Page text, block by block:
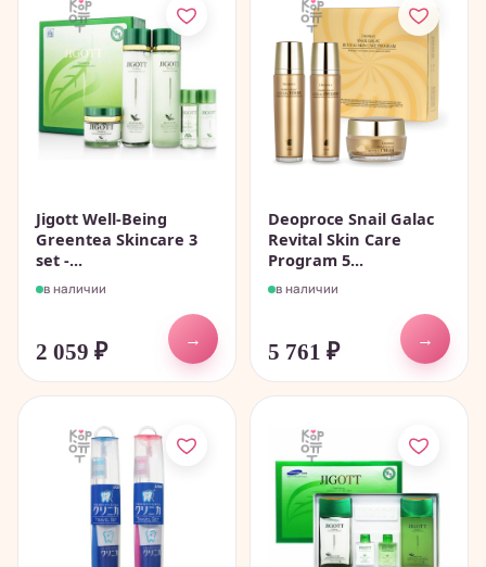
Jigott Well-Being
Greentea Skincare 3
set -...
в наличии
2 059 ₽
→
Deoproce Snail Galac
Revital Skin Care
Program 5...
в наличии
5 761 ₽
→